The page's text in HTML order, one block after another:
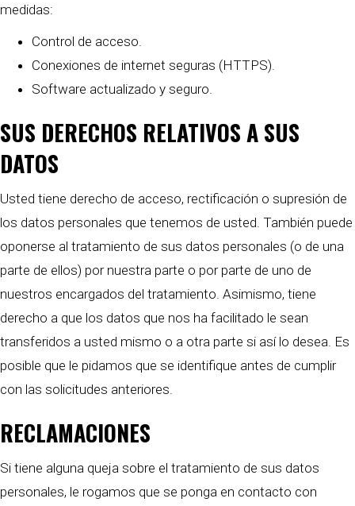
medidas:
Control de acceso.
Conexiones de internet seguras (HTTPS).
Software actualizado y seguro.
SUS DERECHOS RELATIVOS A SUS
DATOS
Usted tiene derecho de acceso, rectificación o supresión de
los datos personales que tenemos de usted. También puede
oponerse al tratamiento de sus datos personales (o de una
parte de ellos) por nuestra parte o por parte de uno de
nuestros encargados del tratamiento. Asimismo, tiene
derecho a que los datos que nos ha facilitado le sean
transferidos a usted mismo o a otra parte si así lo desea. Es
posible que le pidamos que se identifique antes de cumplir
con las solicitudes anteriores.
RECLAMACIONES
Si tiene alguna queja sobre el tratamiento de sus datos
personales, le rogamos que se ponga en contacto con